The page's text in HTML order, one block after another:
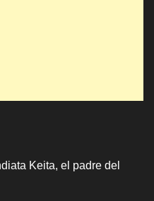
Keita, el padre del